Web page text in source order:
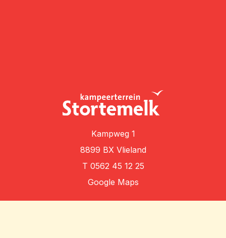
Kampweg 1
8899 BX Vlieland
T 0562 45 12 25
Google Maps